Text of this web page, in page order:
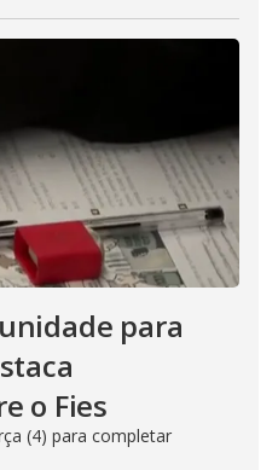
para
o Fies
(4) para completar